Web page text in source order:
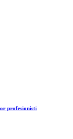
profesionisti